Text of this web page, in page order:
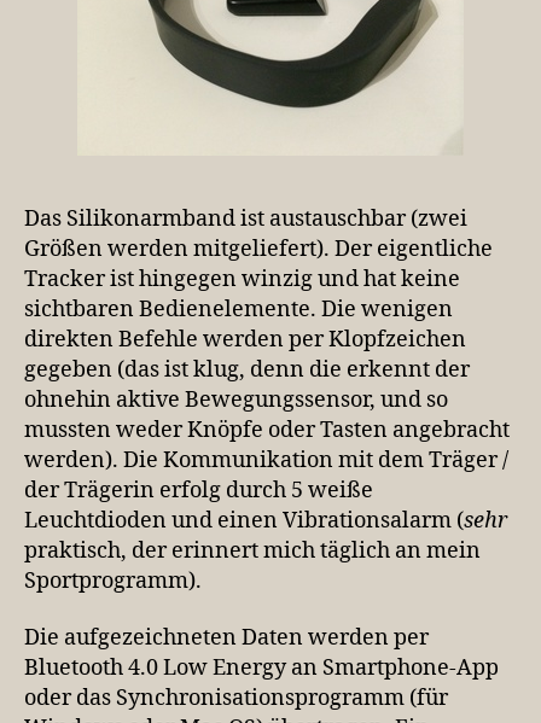
Das Silikonarmband ist austauschbar (zwei
Größen werden mitgeliefert). Der eigentliche
Tracker ist hingegen winzig und hat keine
sichtbaren Bedienelemente. Die wenigen
direkten Befehle werden per Klopfzeichen
gegeben (das ist klug, denn die erkennt der
ohnehin aktive Bewegungssensor, und so
mussten weder Knöpfe oder Tasten angebracht
werden). Die Kommunikation mit dem Träger /
der Trägerin erfolg durch 5 weiße
Leuchtdioden und einen Vibrationsalarm (sehr
praktisch, der erinnert mich täglich an mein
Sportprogramm).
Die aufgezeichneten Daten werden per
Bluetooth 4.0 Low Energy an Smartphone-App
oder das Synchronisationsprogramm (für